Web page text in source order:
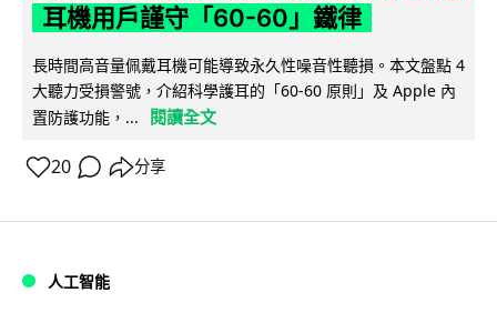
耳機用戶謹守「60-60」鐵律
長時間高音量佩戴耳機可能導致永久性噪音性聽損。本文盤點 4
大聽力受損警號，介紹科學護耳的「60-60 原則」及 Apple 內
置防護功能，...
閱讀全文
20 分享
人工智能